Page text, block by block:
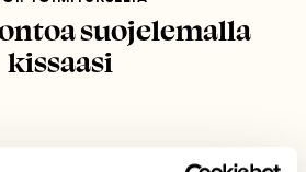
suojelemalla
kissaasi